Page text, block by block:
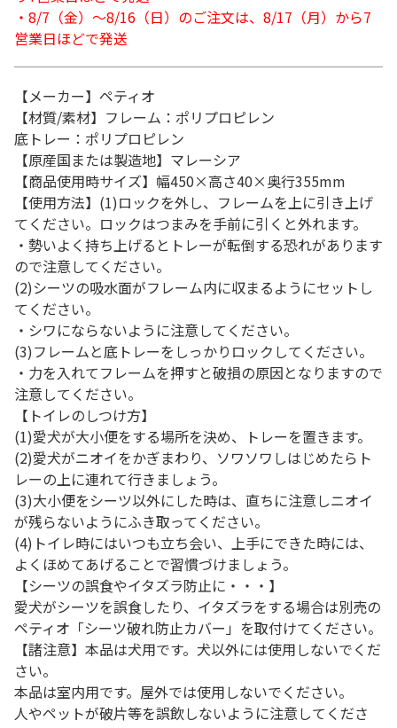
・8/7（金）～8/16（日）のご注文は、8/17（月）から7
営業日ほどで発送
【メーカー】ペティオ
【材質/素材】フレーム：ポリプロピレン
底トレー：ポリプロピレン
【原産国または製造地】マレーシア
【商品使用時サイズ】幅450×高さ40×奥行355mm
【使用方法】(1)ロックを外し、フレームを上に引き上げ
てください。ロックはつまみを手前に引くと外れます。
・勢いよく持ち上げるとトレーが転倒する恐れがあります
ので注意してください。
(2)シーツの吸水面がフレーム内に収まるようにセットし
てください。
・シワにならないように注意してください。
(3)フレームと底トレーをしっかりロックしてください。
・力を入れてフレームを押すと破損の原因となりますので
注意してください。
【トイレのしつけ方】
(1)愛犬が大小便をする場所を決め、トレーを置きます。
(2)愛犬がニオイをかぎまわり、ソワソワしはじめたらト
レーの上に連れて行きましょう。
(3)大小便をシーツ以外にした時は、直ちに注意しニオイ
が残らないようにふき取ってください。
(4)トイレ時にはいつも立ち会い、上手にできた時には、
よくほめてあげることで習慣づけましょう。
【シーツの誤食やイタズラ防止に・・・】
愛犬がシーツを誤食したり、イタズラをする場合は別売の
ペティオ「シーツ破れ防止カバー」を取付けてください。
【諸注意】本品は犬用です。犬以外には使用しないでくだ
さい。
本品は室内用です。屋外では使用しないでください。
人やペットが破片等を誤飲しないように注意してくださ